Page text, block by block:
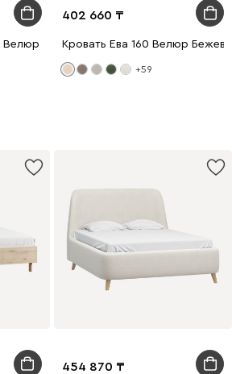
Велюр Синий
402 660
Кровать Ева 160 Велюр
+59
454 870